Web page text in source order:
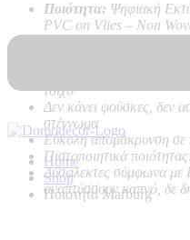
Home
Shop
Ποιοτητα Marburg
Ποιότητα: Ψηφιακή
PVC on Vlies – Non
τοίχο
Δεν κάνει φούσκες, δεν
στέγνωμα
Εύκολη απομάκρυνση σε
Πιστοποιητικά
Δύσφλεκτες σύμφωνα με
αναπτύσσουν καπνό, δε